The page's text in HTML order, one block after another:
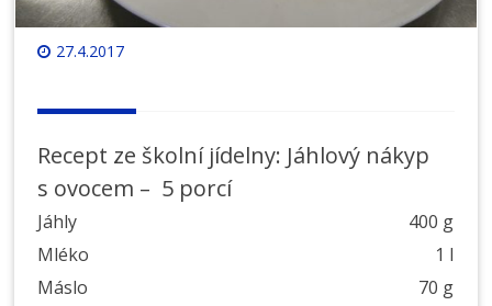
27.4.2017
Recept ze školní jídelny: Jáhlový nákyp
s ovocem – 5 porcí
Jáhly
400 g
Mléko
1 l
Máslo
70 g